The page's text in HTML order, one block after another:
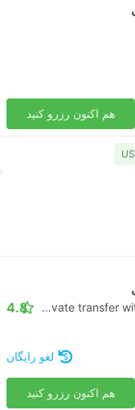
هم اکنون رزرو کنید
Daytrip private transfer with English speaking driver
4.8
لغو رایگان
هم اکنون رزرو کنید